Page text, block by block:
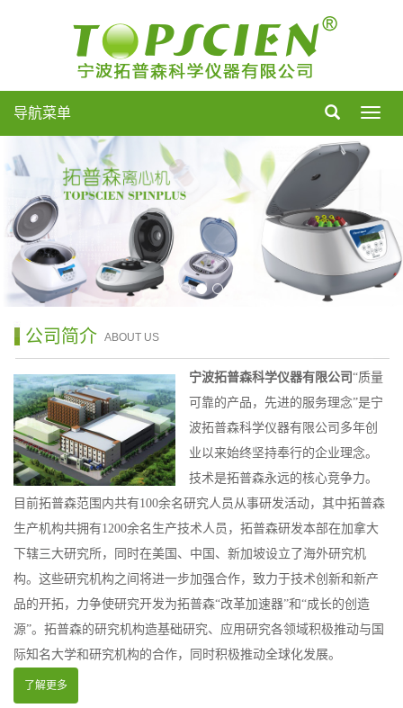
导
菜
导航菜单
公司简介 ABOUT US
宁波拓普森科学仪器有限公司 “质量
可靠的产品，先进的服务理念”是宁
波拓普森科学仪器有限公司多年创
业以来始终坚持奉行的企业理念。
技术是拓普森永远的核心竞争力。
目前拓普森范围内共有100余名研究人员从事研发活动，其中拓普森
生产机构共拥有1200余名生产技术人员，拓普森研发本部在加拿大
下辖三大研究所，同时在美国、中国、新加坡设立了海外研究机
构。这些研究机构之间将进一步加强合作，致力于技术创新和新产
品的开拓，力争使研究开发为拓普森“改革加速器”和“成长的创造
源”。拓普森的研究机构造基础研究、应用研究各领域积极推动与国
际知名大学和研究机构的合作，同时积极推动全球化发展。
了解更多